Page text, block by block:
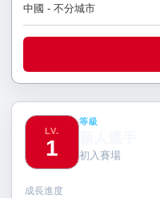
中國 - 不分城市
LV.
1
等級
初入賽場
成長進度